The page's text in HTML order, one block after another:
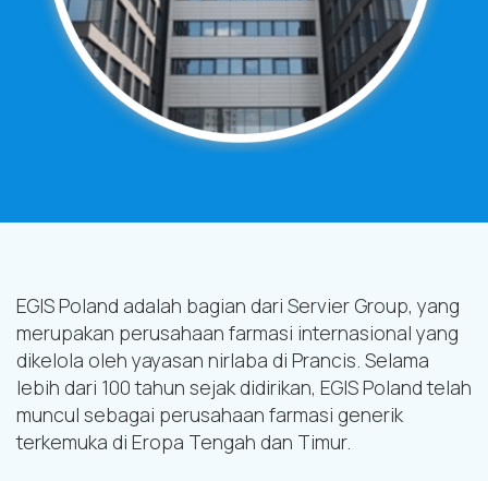
EGIS Poland adalah bagian dari Servier Group, yang
merupakan perusahaan farmasi internasional yang
dikelola oleh yayasan nirlaba di Prancis. Selama
lebih dari 100 tahun sejak didirikan, EGIS Poland telah
muncul sebagai perusahaan farmasi generik
terkemuka di Eropa Tengah dan Timur.